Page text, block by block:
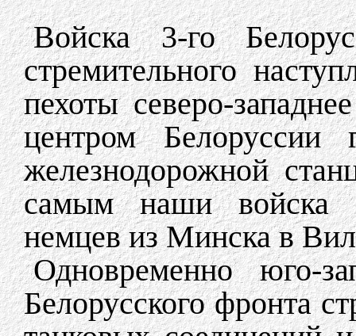
Войска 3-го
стремительного
пехоты северо-
центром
железнодорожной
самым наши войска
немцев из Минска в
Одновременно юго-
Белорусского фронта